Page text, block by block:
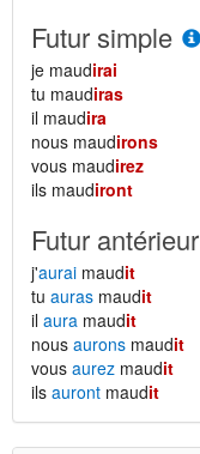
Futur simple
je maudirai
tu maudiras
il maudira
nous maudirons
vous maudirez
ils maudiront
Futur antérieur
j'aurai maudit
tu auras maudit
il aura maudit
nous aurons maudit
vous aurez maudit
ils auront maudit